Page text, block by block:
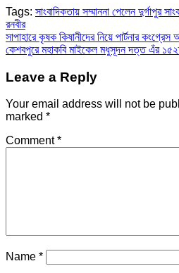
Tags: সাংবাদিকতায় সম্মাননা পেলেন দুর্গাপুর
রনবীর
Post
navigation
সাপাহারে কৃষক কিষানীদের নিয়ে পার্টনার কংগ্রেস
কেশবপুরে মহাকবি মাইকেল মধুসূদন দত্ত এঁর
Leave a Reply
Your email address will not be
marked *
Comment*
Name *